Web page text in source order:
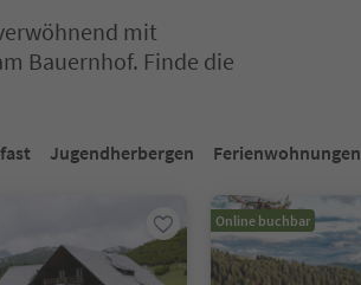
mit
Bauernhof. Finde die
Jugendherbergen Ferienwohnungen
Online buchbar